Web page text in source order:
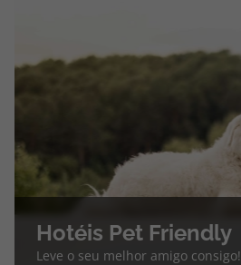
Hotéis Pet Friendly
Leve o seu melhor amigo consigo!